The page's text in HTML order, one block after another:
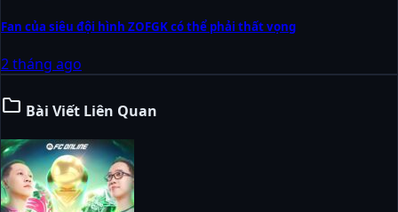
Fan của siêu đội hình ZOFGK có thể phải thất vọng
2 tháng ago
folder Bài Viết Liên Quan